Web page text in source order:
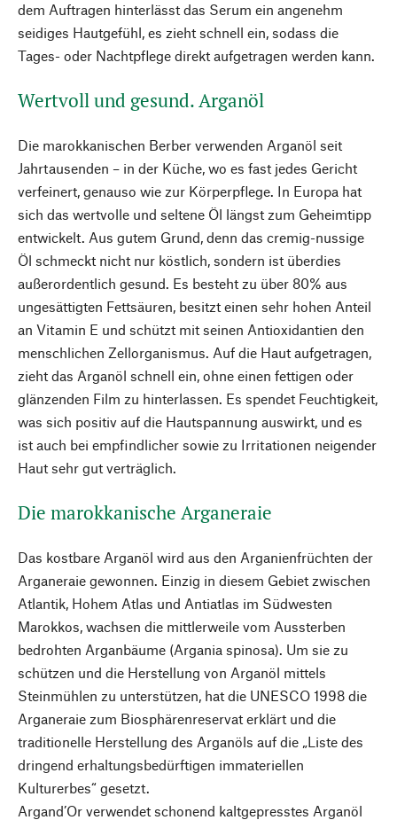
dem Auftragen hinterlässt das Serum ein angenehm
seidiges Hautgefühl, es zieht schnell ein, sodass die
Tages- oder Nachtpflege direkt aufgetragen werden kann.
Wertvoll und gesund. Arganöl
Die marokkanischen Berber verwenden Arganöl seit
Jahrtausenden – in der Küche, wo es fast jedes Gericht
verfeinert, genauso wie zur Körperpflege. In Europa hat
sich das wertvolle und seltene Öl längst zum Geheimtipp
entwickelt. Aus gutem Grund, denn das cremig-nussige
Öl schmeckt nicht nur köstlich, sondern ist überdies
außerordentlich gesund. Es besteht zu über 80% aus
ungesättigten Fettsäuren, besitzt einen sehr hohen Anteil
an Vitamin E und schützt mit seinen Antioxidantien den
menschlichen Zellorganismus. Auf die Haut aufgetragen,
zieht das Arganöl schnell ein, ohne einen fettigen oder
glänzenden Film zu hinterlassen. Es spendet Feuchtigkeit,
was sich positiv auf die Hautspannung auswirkt, und es
ist auch bei empfindlicher sowie zu Irritationen neigender
Haut sehr gut verträglich.
Die marokkanische Arganeraie
Das kostbare Arganöl wird aus den Arganienfrüchten der
Arganeraie gewonnen. Einzig in diesem Gebiet zwischen
Atlantik, Hohem Atlas und Antiatlas im Südwesten
Marokkos, wachsen die mittlerweile vom Aussterben
bedrohten Arganbäume (Argania spinosa). Um sie zu
schützen und die Herstellung von Arganöl mittels
Steinmühlen zu unterstützen, hat die UNESCO 1998 die
Arganeraie zum Biosphärenreservat erklärt und die
traditionelle Herstellung des Arganöls auf die „Liste des
dringend erhaltungsbedürftigen immateriellen
Kulturerbes“ gesetzt.
Argand’Or verwendet schonend kaltgepresstes Arganöl